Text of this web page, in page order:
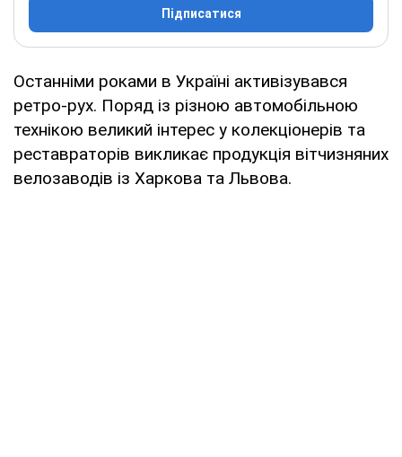
Підписатися
Останніми роками в Україні активізувався
ретро-рух. Поряд із різною автомобільною
технікою великий інтерес у колекціонерів та
реставраторів викликає продукція вітчизняних
велозаводів із Харкова та Львова.